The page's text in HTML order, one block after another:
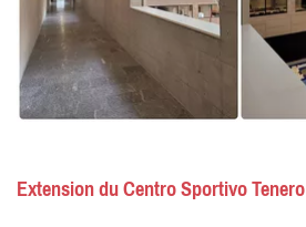
Extension du Centro Sportivo Tenero